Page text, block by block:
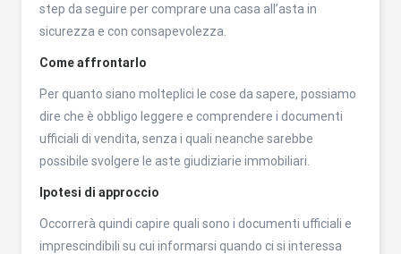
step da seguire per comprare una casa all’asta in
sicurezza e con consapevolezza.
Come affrontarlo
Per quanto siano molteplici le cose da sapere, possiamo
dire che è obbligo leggere e comprendere i documenti
ufficiali di vendita, senza i quali neanche sarebbe
possibile svolgere le aste giudiziarie immobiliari.
Ipotesi di approccio
Occorrerà quindi capire quali sono i documenti ufficiali e
imprescindibili su cui informarsi quando ci si interessa